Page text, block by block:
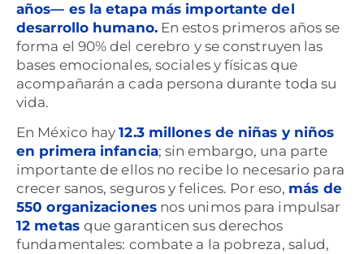
años— es la etapa más importante del
desarrollo humano.En estos primeros años se
forma el 90% del cerebro y se construyen las
bases emocionales, sociales y físicas que
acompañarán a cada persona durante toda su
vida.
En México hay12.3 millones de niñas y niños
en primera infancia; sin embargo, una parte
importante de ellos no recibe lo necesario para
crecer sanos, seguros y felices. Por eso, más de
550 organizacionesnos unimos para impulsar
12 metas que garanticen sus derechos
fundamentales: combate a la pobreza, salud,